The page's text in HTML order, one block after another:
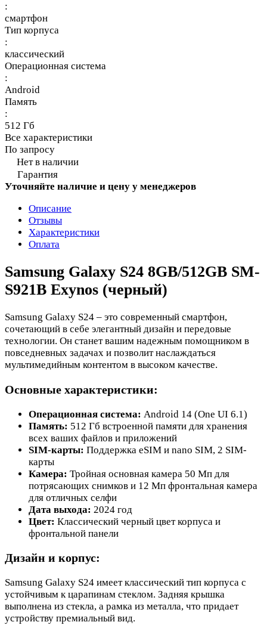
:
смартфон
Тип корпуса
:
классический
Операционная система
:
Android
Память
:
512 Гб
Все характеристики
По запросу
Нет в наличии
Гарантия
Уточняйте наличие и цену у менеджеров
Описание
Отзывы
Характеристики
Оплата
Samsung Galaxy S24 8GB/512GB SM-
S921B Exynos (черный)
Samsung Galaxy S24 – это современный смартфон,
сочетающий в себе элегантный дизайн и передовые
технологии. Он станет вашим надежным помощником в
повседневных задачах и позволит наслаждаться
мультимедийным контентом в высоком качестве.
Основные характеристики:
Операционная система: Android 14 (One UI 6.1)
Память: 512 Гб встроенной памяти для хранения
всех ваших файлов и приложений
SIM-карты: Поддержка eSIM и nano SIM, 2 SIM-
карты
Камера: Тройная основная камера 50 Мп для
потрясающих снимков и 12 Мп фронтальная камера
для отличных селфи
Дата выхода: 2024 год
Цвет: Классический черный цвет корпуса и
фронтальной панели
Дизайн и корпус:
Samsung Galaxy S24 имеет классический тип корпуса с
устойчивым к царапинам стеклом. Задняя крышка
выполнена из стекла, а рамка из металла, что придает
устройству премиальный вид.